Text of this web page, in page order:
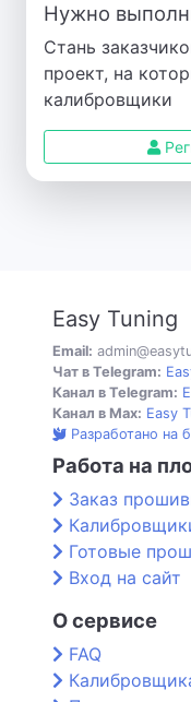
Нужно
Стань
проект, на
калибровщики
Easy Tuning
Email:
Чат в Telegram:
Канал в Telegram:
Канал в Max: Easy
Разработано на
Работа на
Заказ
Готовые
Вход на сайт
О сервисе
FAQ